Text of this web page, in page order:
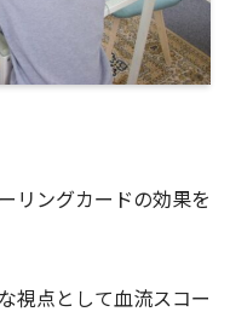
リングカードの効果を
視点として血流スコー